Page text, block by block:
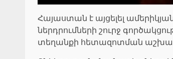
Հայաստան է այցելել
ներդրումների շուրջ
տեղանքի հետազոտման